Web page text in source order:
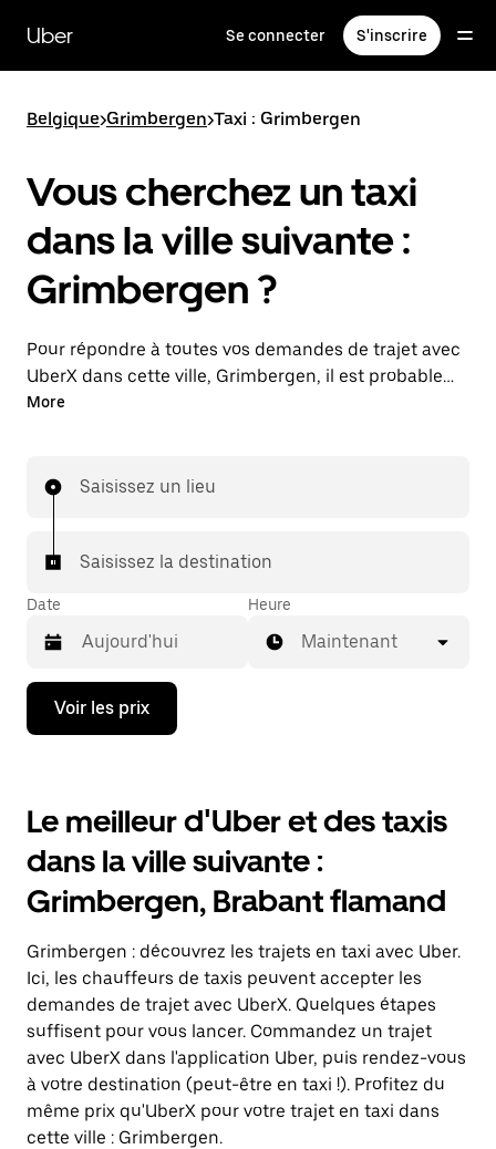
contenu
principal
Uber Se connecter S'inscrire
Belgique>Grimbergen>Taxi : Grimbergen
Vous cherchez un taxi
dans la ville suivante :
Grimbergen ?
Pour répondre à toutes vos demandes de trajet avec
UberX dans cette ville, Grimbergen, il est probable
que nous vous mettions en relation avec un
abordables et de la même disponibilité (24 h/24 et
More
Saisissez un lieu
Saisissez la destination
Date
Appuyez
la
bas
pour
ouvrir
le
calendrier
et
une
date.
Appuyez
sur
la
touche
Échap
pour
fermer
le
Heure
Maintenant
Voir les prix
Le meilleur d'Uber et des taxis
dans la ville suivante :
Grimbergen, Brabant flamand
Grimbergen : découvrez les trajets en taxi avec Uber.
Ici, les chauffeurs de taxis peuvent accepter les
demandes de trajet avec UberX. Quelques étapes
suffisent pour vous lancer. Commandez un trajet
avec UberX dans l'application Uber, puis rendez-vous
à votre destination (peut-être en taxi !). Profitez du
même prix qu'UberX pour votre trajet en taxi dans
cette ville : Grimbergen.